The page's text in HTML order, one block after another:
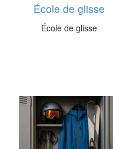
École de glisse
École de glisse